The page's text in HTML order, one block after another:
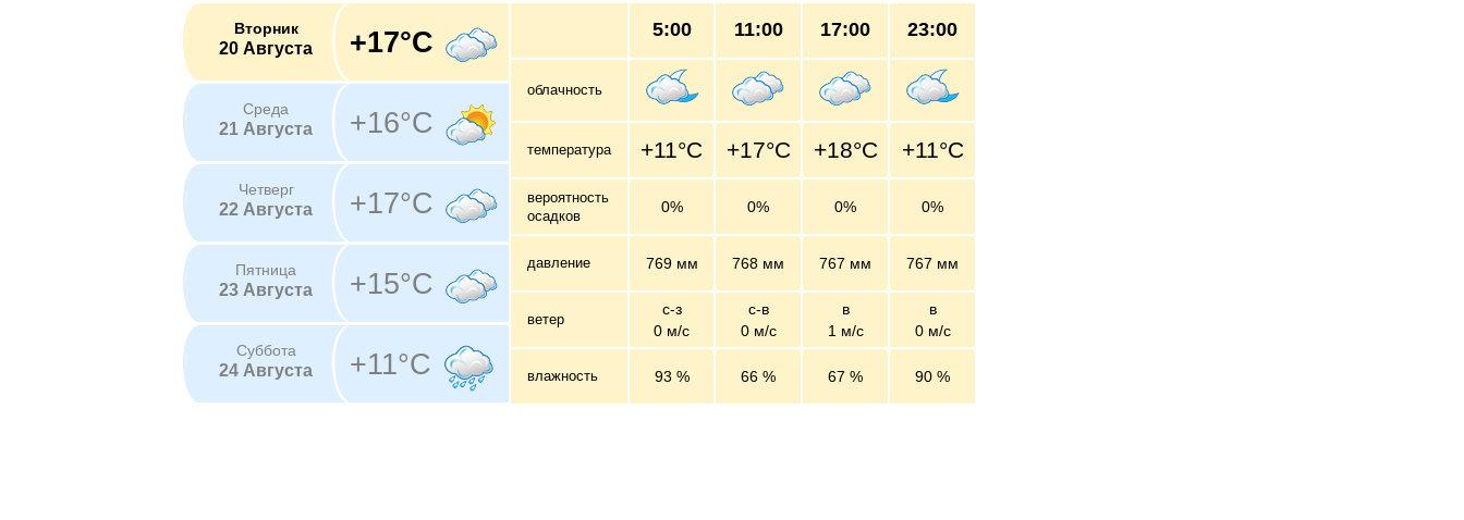
Вторник
20 Августа +17°C
Среда
21 Августа +16°C
Четверг
22 Августа +17°C
Пятница
23 Августа +15°C
Суббота
24 Августа +11°C
5:00 11:00 17:00 23:00
облачность
температура +11°C +17°C +18°C +11°C
вероятность
осадков
0% 0% 0% 0%
давление 769 мм 768 мм 767 мм 767 мм
ветер
с-з
0 м/c
с-в
0 м/c
в
1 м/c
в
0 м/c
влажность 93 % 66 % 67 % 90 %